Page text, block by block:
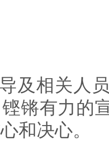
及相关人
锵有力的
和决心。